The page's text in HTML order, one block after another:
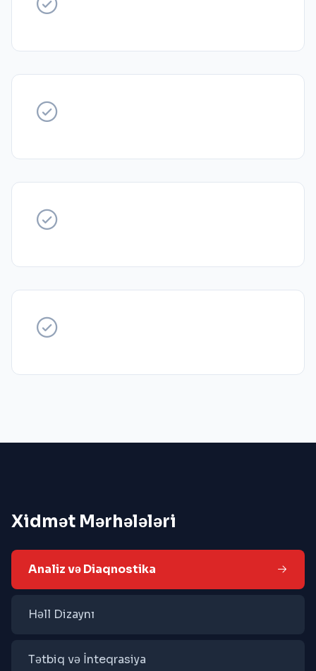
Xidmət Mərhələləri
Analiz və Diaqnostika
Həll Dizaynı
Tətbiq və İnteqrasiya